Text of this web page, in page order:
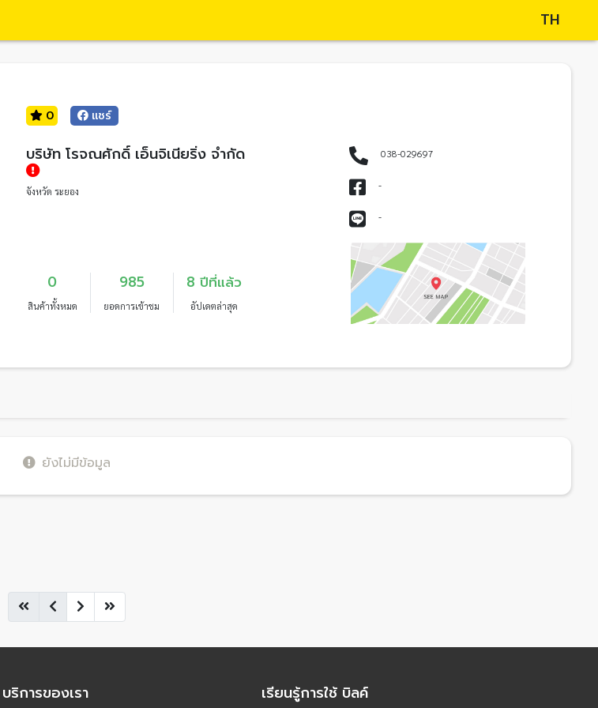
TH
0 แชร์
บริษัท โรจณศักดิ์ เอ็นจิเนียริ่ง จำกัด
จังหวัด ระยอง
0
สินค้าทั้งหมด
985
ยอดการเข้าชม
8 ปีที่แล้ว
อัปเดตล่าสุด
038-029697
-
-
ยังไม่มีข้อมูล
บริการของเรา เรียนรู้การใช้ บิลค์